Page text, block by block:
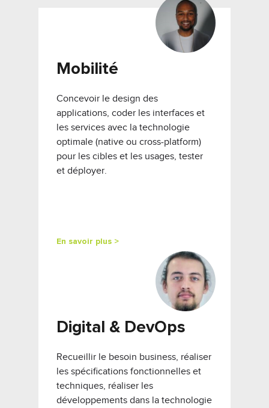
Mobilité
Concevoir le design des
applications, coder les interfaces et
les services avec la technologie
optimale (native ou cross-platform)
pour les cibles et les usages, tester
et déployer.
En savoir plus >
Digital & DevOps
Recueillir le besoin business, réaliser
les spécifications fonctionnelles et
techniques, réaliser les
développements dans la technologie